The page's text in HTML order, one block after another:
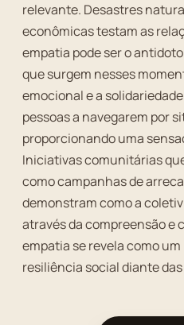
relevante. Desastres
econômicas testam as
empatia pode ser o
que surgem nesses
emocional e a
pessoas a navegarem por
proporcionando uma
Iniciativas comunitárias
como campanhas de
demonstram como a
através da compreensão e
empatia se revela como
resiliência social diante